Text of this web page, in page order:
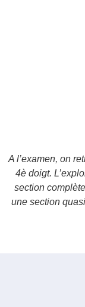
A l’examen, on
4è doigt.
section
une section